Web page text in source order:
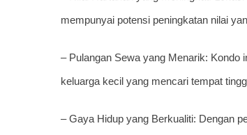
mempunyai potensi peningkatan nilai
– Pulangan Sewa yang Menarik: Kondo
keluarga kecil yang mencari tempat
– Gaya Hidup yang Berkualiti: Dengan